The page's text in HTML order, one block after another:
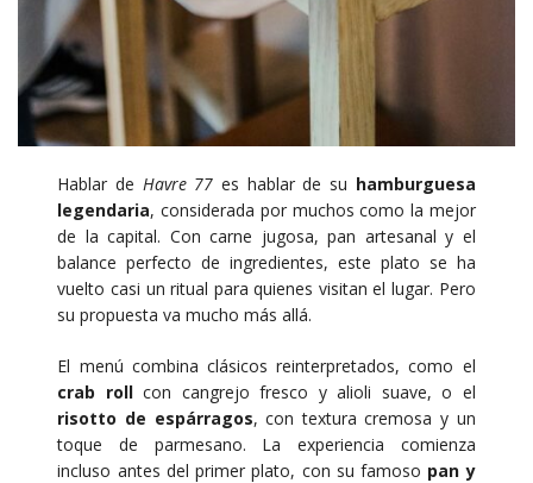
Hablar de Havre 77 es hablar de su hamburguesa
legendaria, considerada por muchos como la mejor
de la capital. Con carne jugosa, pan artesanal y el
balance perfecto de ingredientes, este plato se ha
vuelto casi un ritual para quienes visitan el lugar. Pero
su propuesta va mucho más allá.
El menú combina clásicos reinterpretados, como el
crab rollcon cangrejo fresco y alioli suave, o el
risotto de espárragos, con textura cremosa y un
toque de parmesano. La experiencia comienza
incluso antes del primer plato, con su famoso pan y